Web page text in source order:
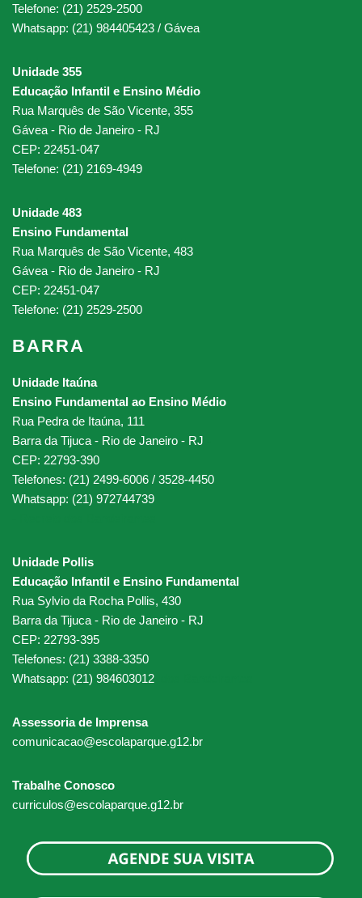
Telefone: (21) 2529-2500
Whatsapp: (21) 984405423 / Gávea
Unidade 355
Educação Infantil e Ensino Médio
Rua Marquês de São Vicente, 355
Gávea - Rio de Janeiro - RJ
CEP: 22451-047
Telefone: (21) 2169-4949
Unidade 483
Ensino Fundamental
Rua Marquês de São Vicente, 483
Gávea - Rio de Janeiro - RJ
CEP: 22451-047
Telefone: (21) 2529-2500
BARRA
Unidade Itaúna
Ensino Fundamental ao Ensino Médio
Rua Pedra de Itaúna, 111
Barra da Tijuca - Rio de Janeiro - RJ
CEP: 22793-390
Telefones: (21) 2499-6006 / 3528-4450
Whatsapp: (21) 972744739
Unidade Pollis
Educação Infantil e Ensino Fundamental
Rua Sylvio da Rocha Pollis, 430
Barra da Tijuca - Rio de Janeiro - RJ
CEP: 22793-395
Telefones: (21) 3388-3350
Whatsapp: (21) 984603012
Assessoria de Imprensa
comunicacao@escolaparque.g12.br
Trabalhe Conosco
curriculos@escolaparque.g12.br